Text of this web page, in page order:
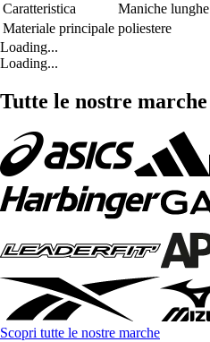
Caratteristica
Maniche lunghe
Materiale principale poliestere
Loading...
Loading...
Tutte le nostre marche
Scopri tutte le nostre marche